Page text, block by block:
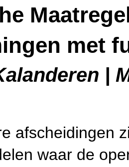
met
|
afscheidingen
waar de